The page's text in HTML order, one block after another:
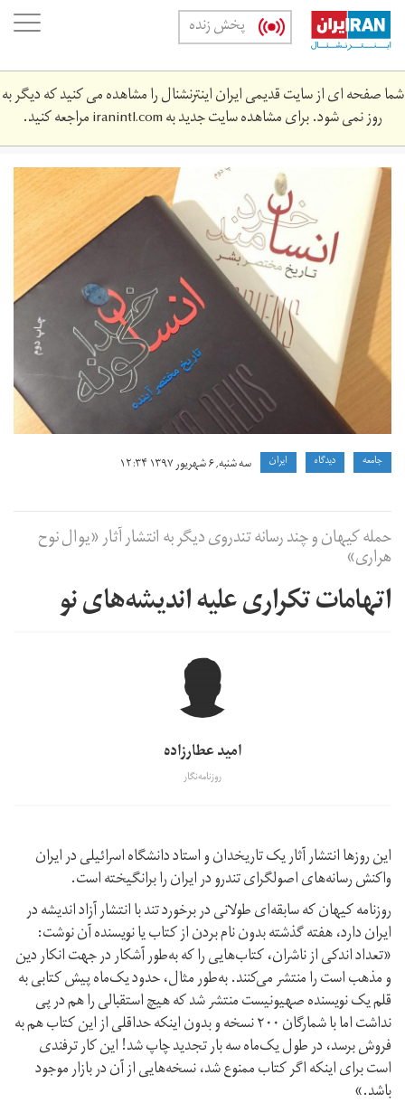
Skip
main
content
پخش زنده
شما صفحه ای از سایت قدیمی ایران اینترنشنال را مشاهده می کنید که دیگر به
روز نمی شود. برای مشاهده سایت جدید بهiranintl.comمراجعه کنید.
img_8968-
960x960.jpg
جامعه دیدگاه ايران سه شنبه, ۶ شهریور ۱۳۹۷ ۱۲:۳۴
حمله کیهان و چند رسانه تندروی دیگر به انتشار آثار «یوال نوح
هراری»
اتهامات تکراری علیه اندیشه‌های نو
امید عطارزاده
روزنامه‌نگار
این روزها انتشار آثار یک تاریخدان و استاد دانشگاه اسرائیلی در ایران
واکنش رسانه‌های اصولگرای تندرو در ایران را برانگیخته است.
روزنامه کیهان که سابقه‌ای طولانی در برخورد تند با انتشار آزاد اندیشه در
ایران دارد، هفته گذشته بدون نام بردن از کتاب یا نویسنده آن نوشت:
«تعداد اندکی از ناشران، کتاب‌هایی را که به‌طور آشکار در جهت انکار دین
و مذهب است را منتشر می‌کنند. به‌طور مثال، حدود یک‌ماه پیش کتابی به
قلم یک نویسنده صهیونیست منتشر شد که هیچ استقبالی را هم در پی
نداشت اما با شمارگان ۲۰۰ نسخه و بدون اینکه حداقلی از این کتاب هم به
فروش برسد، در طول یک‌ماه سه بار تجدید چاپ شد! این کار ترفندی
است برای اینکه اگر کتاب ممنوع شد، نسخه‌هایی از آن در بازار موجود
باشد.»